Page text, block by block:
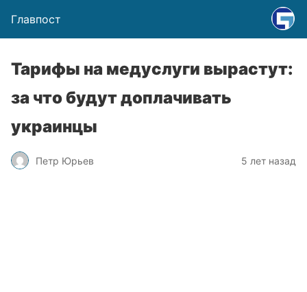
Главпост
Тарифы на медуслуги вырастут:
за что будут доплачивать
украинцы
Петр Юрьев 5 лет назад